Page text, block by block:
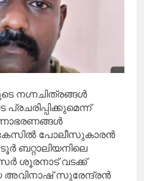
നഗ്നചിത്രങ്ങൾ
കേസിൽ പോലീസുകാരൻ
ബറ്റാലിയനിലെ
ശൂരനാട് വടക്ക്
അവിനാഷ് സുരേന്ദ്രൻ